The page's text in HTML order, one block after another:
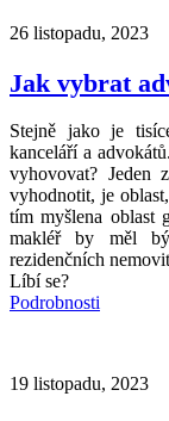
26 listopadu, 2023
Jak vybrat
Stejně jako je
kanceláří a
vyhovovat? Jeden
vyhodnotit, je
tím myšlena oblast
makléř by měl
rezidenčních
Líbí se?
Podrobnosti
19 listopadu, 2023